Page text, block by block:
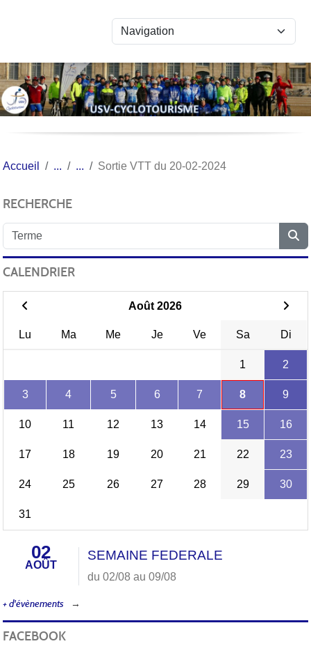
Accueil Sortie VTT du 20-02-2024
RECHERCHE
CALENDRIER
Août 2026
Lu Ma Me Je Ve Sa Di
1 2
3 4 5 6 7 8 9
10 11 12 13 14 15 16
17 18 19 20 21 22 23
24 25 26 27 28 29 30
31
02
AOÛT
SEMAINE FEDERALE
du 02/08 au 09/08
+ d'évènements
FACEBOOK